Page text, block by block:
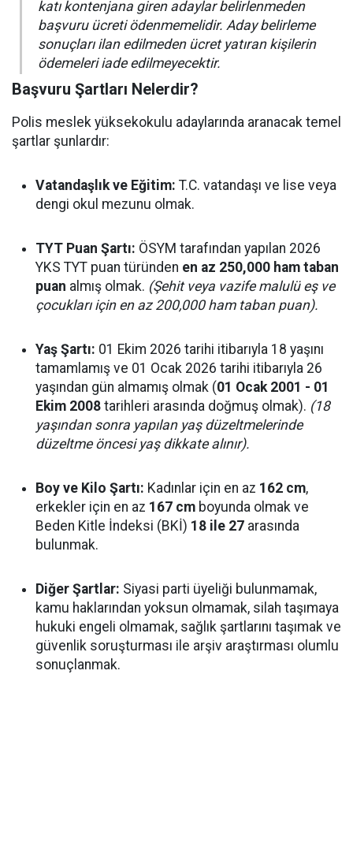
katı kontenjana giren adaylar belirlenmeden
başvuru ücreti ödenmemelidir. Aday belirleme
sonuçları ilan edilmeden ücret yatıran kişilerin
ödemeleri iade edilmeyecektir.
Başvuru Şartları Nelerdir?
Polis meslek yüksekokulu adaylarında aranacak temel
şartlar şunlardır:
Vatandaşlık ve Eğitim: T.C. vatandaşı ve lise veya
dengi okul mezunu olmak.
TYT Puan Şartı: ÖSYM tarafından yapılan 2026
YKS TYT puan türünden en az 250,000 ham taban
puan almış olmak. (Şehit veya vazife malulü eş ve
çocukları için en az 200,000 ham taban puan).
Yaş Şartı: 01 Ekim 2026 tarihi itibarıyla 18 yaşını
tamamlamış ve 01 Ocak 2026 tarihi itibarıyla 26
yaşından gün almamış olmak (01 Ocak 2001 - 01
Ekim 2008 tarihleri arasında doğmuş olmak). (18
yaşından sonra yapılan yaş düzeltmelerinde
düzeltme öncesi yaş dikkate alınır).
Boy ve Kilo Şartı: Kadınlar için en az 162 cm,
erkekler için en az 167 cm boyunda olmak ve
Beden Kitle İndeksi (BKİ) 18 ile 27 arasında
bulunmak.
Diğer Şartlar: Siyasi parti üyeliği bulunmamak,
kamu haklarından yoksun olmamak, silah taşımaya
hukuki engeli olmamak, sağlık şartlarını taşımak ve
güvenlik soruşturması ile arşiv araştırması olumlu
sonuçlanmak.